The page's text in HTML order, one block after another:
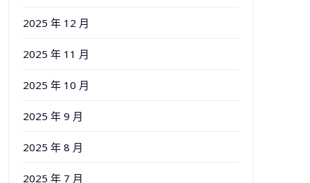
2025 年 12 月
2025 年 11 月
2025 年 10 月
2025 年 9 月
2025 年 8 月
2025 年 7 月